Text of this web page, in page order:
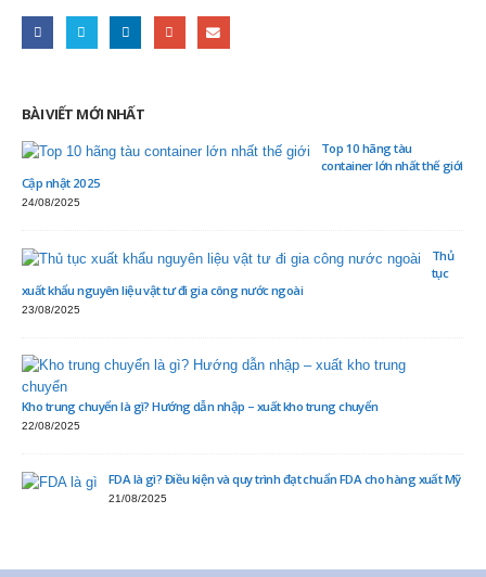
BÀI VIẾT MỚI NHẤT
Top 10 hãng tàu
container lớn nhất thế giới
Cập nhật 2025
24/08/2025
Thủ
tục
xuất khẩu nguyên liệu vật tư đi gia công nước ngoài
23/08/2025
Kho trung chuyển là gì? Hướng dẫn nhập – xuất kho trung chuyển
22/08/2025
FDA là gì? Điều kiện và quy trình đạt chuẩn FDA cho hàng xuất Mỹ
21/08/2025